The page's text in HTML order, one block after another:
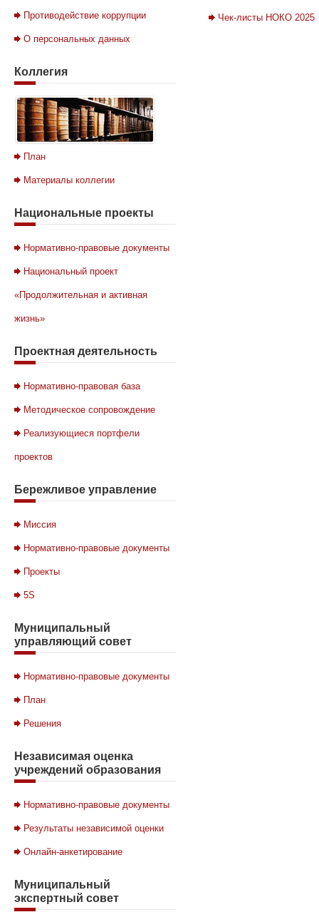
Чек-листы НОКО 2025
Противодействие коррупции
О персональных данных
Коллегия
План
Материалы коллегии
Национальные проекты
Нормативно-правовые документы
Национальный проект
«Продолжительная и активная
жизнь»
Проектная деятельность
Нормативно-правовая база
Методическое сопровождение
Реализующиеся портфели
проектов
Бережливое управление
Миссия
Нормативно-правовые документы
Проекты
5S
Муниципальный
управляющий совет
Нормативно-правовые документы
План
Решения
Независимая оценка
учреждений образования
Нормативно-правовые документы
Результаты независимой оценки
Онлайн-анкетирование
Муниципальный
экспертный совет